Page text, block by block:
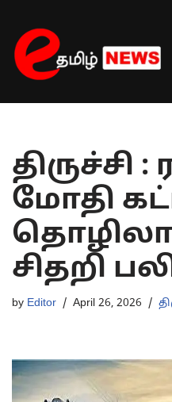
Skip
to
content
திருச்சி :
மோதி
சிதறி
by Editor April 26, 2026